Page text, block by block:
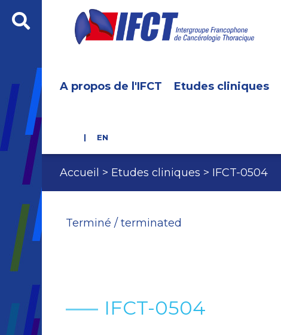
A propos de l'IFCT Etudes cliniques
EN
Accueil Etudes cliniques IFCT-0504
Terminé / terminated
IFCT-0504